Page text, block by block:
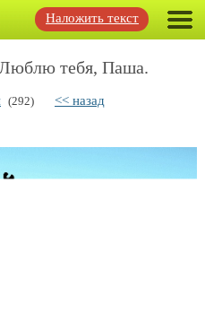
Наложить текст
тебя, Паша.
(292) << назад